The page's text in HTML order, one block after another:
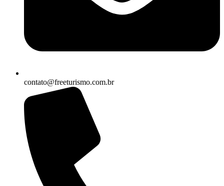
contato@freeturismo.com.br